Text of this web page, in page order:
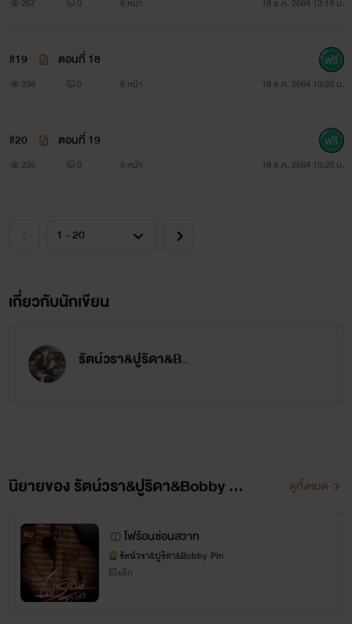
#19 ตอนที่ 18
238 0 6 หน้า 18 ธ.ค. 2564 13:20 น.
#20 ตอนที่ 19
235 0 5 หน้า 18 ธ.ค. 2564 13:20 น.
เกี่ยวกับนักเขียน
รัตน์วรา&ปูริดา&Bobby Pin
นิยายของ รัตน์วรา&ปูริดา&Bobby Pin ดูทั้งหมด
จบ ไฟร้อนซ่อนสวาท
รัตน์วรา&ปูริดา&Bobby Pin
อีโรติก